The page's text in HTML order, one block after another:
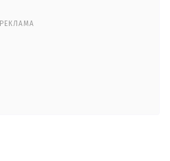
РЕКЛАМА